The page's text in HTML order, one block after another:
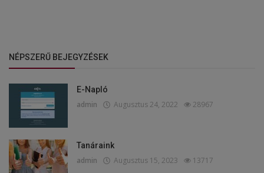
NÉPSZERŰ BEJEGYZÉSEK
E-Napló
admin Augusztus 24, 2022 28967
Tanáraink
admin Augusztus 15, 2023 13717